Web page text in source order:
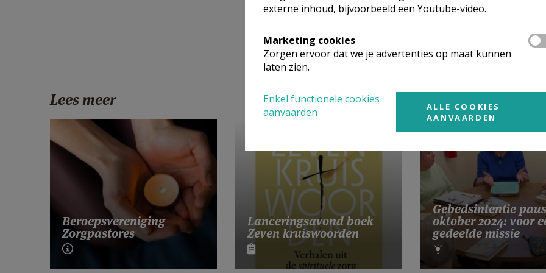
Lees meer
Beroepsvereniging
Zorgpastores
Lanceringsavond boek
Zeven kruiswoorden
Gebedsintentie paus
oktober 2024: voor
gedeelde missie
externe inhoud, bijvoorbeeld een Youtube-video.
Marketing cookies
Zorgen ervoor dat we je advertenties op maat kunnen
laten zien.
Enkel functionele cookies
aanvaarden
ALLE COOKIES
AANVAARDEN